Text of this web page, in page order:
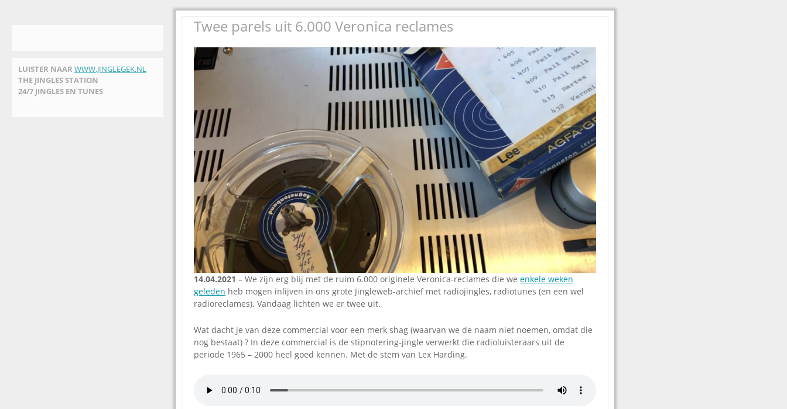
De Tourflitsjingle –
wie zijn de makers?
Jingledemo’s en hun
tags
Dallas jingle city
De Tourtune
Ferry Maat 65
Ferry Maat interview
Jingle Awards
Jingle NIEUW
Omroepbanden
Stoomfluit Klaas
Vaak
Uitvinding
jinglecassette
JAM in pictures
PAMS in pictures
Pepper & Tanner in
pictures
Top Format in
pictures
Dik Voormekaar in
foto’s
LUISTER NAAR WWW.JINGLEGEK.NL
THE JINGLES STATION
24/7 JINGLES EN TUNES
Twee parels uit 6.000 Veronica reclames
14.04.2021 – We zijn erg blij met de ruim 6.000 originele Veronica-reclames die we enkele weken
geleden heb mogen inlijven in ons grote Jingleweb-archief met radiojingles, radiotunes (en een wel
radioreclames). Vandaag lichten we er twee uit.
Wat dacht je van deze commercial voor een merk shag (waarvan we de naam niet noemen, omdat die
nog bestaat) ? In deze commercial is de stipnotering-jingle verwerkt die radioluisteraars uit de
periode 1965 – 2000 heel goed kennen. Met de stem van Lex Harding.